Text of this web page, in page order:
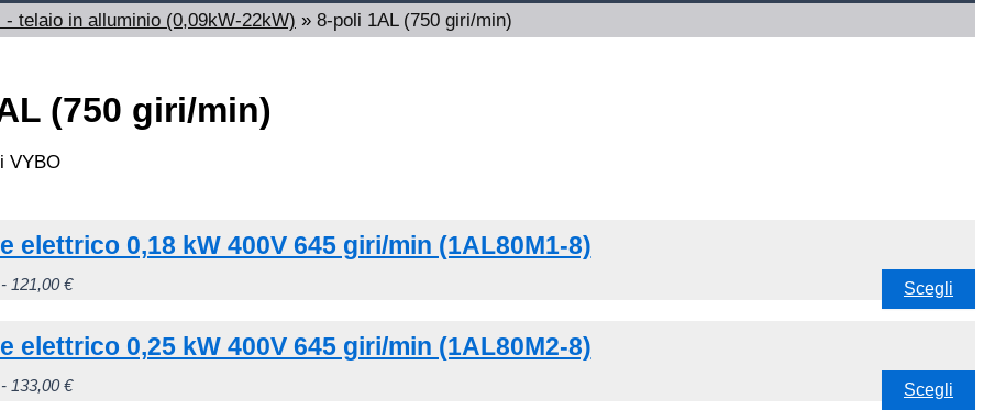
telaio in alluminio (0,09kW-22kW) » 8-poli 1AL (750 giri/min)
(750 giri/min)
elettrico 0,18 kW 400V 645 giri/min (1AL80M1-8)
- 121,00€Fascia
prezzo:
da
Scegli
Questo
ha
più
elettrico 0,25 kW 400V 645 giri/min (1AL80M2-8)
- 133,00€Fascia
Scegli
Questo